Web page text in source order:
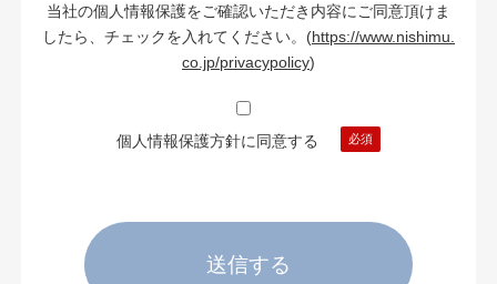
当社の個人情報保護をご確認いただき内容にご同意頂けま
したら、チェックを入れてください。 (https://www.nishimu.
co.jp/privacypolicy)
個人情報保護方針に同意する